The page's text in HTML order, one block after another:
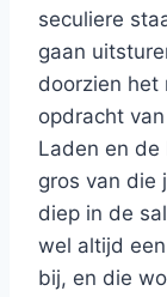
seculiere
gaan
doorzien het
opdracht
Laden en de
gros van die
diep in de
wel altijd
bij, en die